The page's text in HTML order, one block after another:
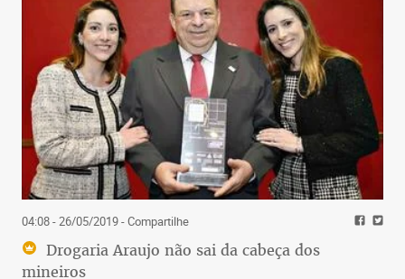
04:08 - 26/05/2019- Compartilhe
Drogaria Araujo não sai da cabeça dos
mineiros